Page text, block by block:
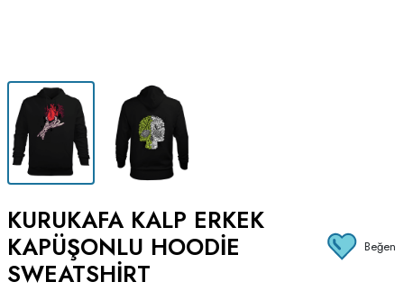
KURUKAFA KALP ERKEK
KAPÜŞONLU HOODIE
SWEATSHIRT
Beğen